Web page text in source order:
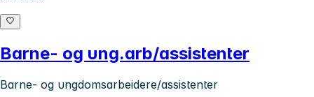
Barne- og ung.arb/assistenter
Barne- og ungdomsarbeidere/assistenter